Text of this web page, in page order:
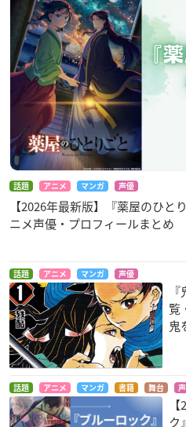
話題 アニメ マンガ 声優
【2026年最新版】『薬屋のひ
ニメ声優・プロフィールまとめ
話題 アニメ マンガ 声優
覧
鬼
話題 アニメ マンガ 書籍 舞台
ク